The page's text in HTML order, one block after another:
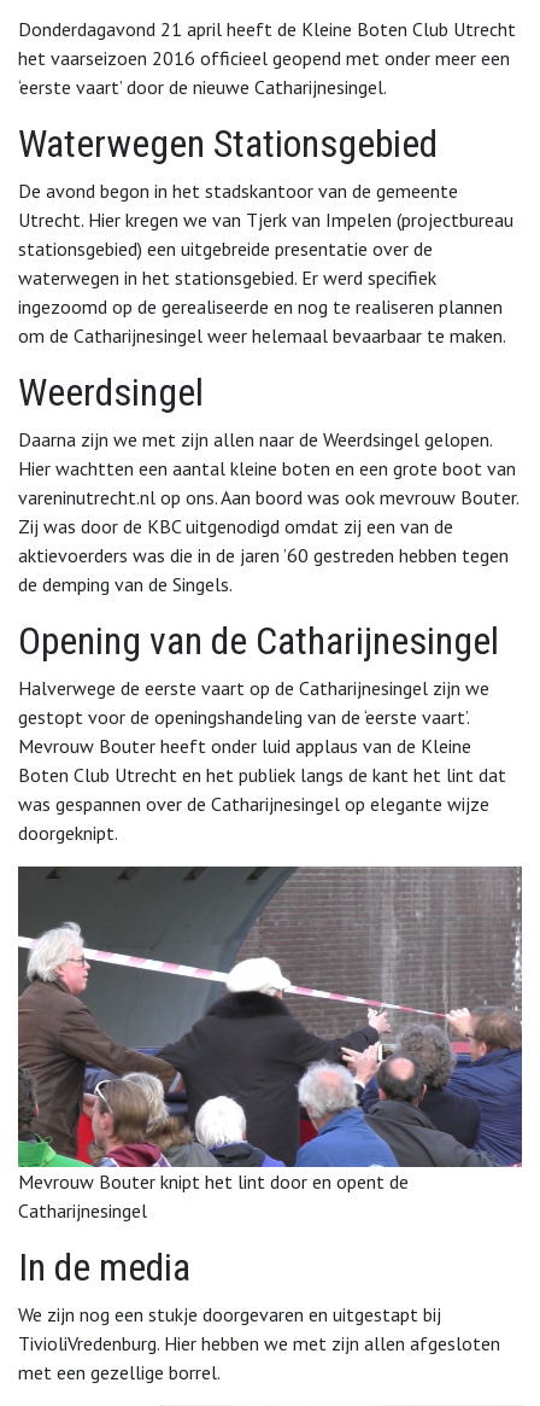
Donderdagavond 21 april heeft de Kleine Boten Club Utrecht
het vaarseizoen 2016 officieel geopend met onder meer een
‘eerste vaart’ door de nieuwe Catharijnesingel.
Waterwegen Stationsgebied
De avond begon in het stadskantoor van de gemeente
Utrecht. Hier kregen we van Tjerk van Impelen (projectbureau
stationsgebied) een uitgebreide presentatie over de
waterwegen in het stationsgebied. Er werd specifiek
ingezoomd op de gerealiseerde en nog te realiseren plannen
om de Catharijnesingel weer helemaal bevaarbaar te maken.
Weerdsingel
Daarna zijn we met zijn allen naar de Weerdsingel gelopen.
Hier wachtten een aantal kleine boten en een grote boot van
vareninutrecht.nl op ons. Aan boord was ook mevrouw Bouter.
Zij was door de KBC uitgenodigd omdat zij een van de
aktievoerders was die in de jaren ’60 gestreden hebben tegen
de demping van de Singels.
Opening van de Catharijnesingel
Halverwege de eerste vaart op de Catharijnesingel zijn we
gestopt voor de openingshandeling van de ‘eerste vaart’.
Mevrouw Bouter heeft onder luid applaus van de Kleine
Boten Club Utrecht en het publiek langs de kant het lint dat
was gespannen over de Catharijnesingel op elegante wijze
doorgeknipt.
Mevrouw Bouter knipt het lint door en opent de
Catharijnesingel
In de media
We zijn nog een stukje doorgevaren en uitgestapt bij
TivioliVredenburg. Hier hebben we met zijn allen afgesloten
met een gezellige borrel.